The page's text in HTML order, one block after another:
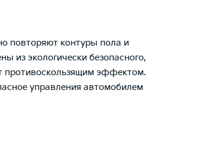
повторяют контуры пола и
из экологически безопасного,
противоскользящим эффектом.
управления автомобилем